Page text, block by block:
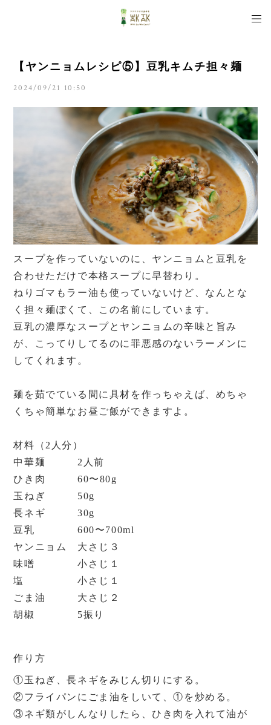
【ヤンニョムレシピ⑤】豆乳キムチ担々麺
2024/09/21 10:50
スープを作っていないのに、ヤンニョムと豆乳を
合わせただけで本格スープに早替わり。
ねりゴマもラー油も使っていないけど、なんとな
く担々麺ぽくて、この名前にしています。
豆乳の濃厚なスープとヤンニョムの辛味と旨み
が、こってりしてるのに罪悪感のないラーメンに
してくれます。
麺を茹でている間に具材を作っちゃえば、めちゃ
くちゃ簡単なお昼ご飯ができますよ。
材料（2人分）
中華麺 2人前
ひき肉 60〜80g
玉ねぎ 50g
長ネギ 30g
豆乳 600〜700ml
ヤンニョム 大さじ３
味噌 小さじ１
塩 小さじ１
ごま油 大さじ２
胡椒 5振り
作り方
①玉ねぎ、長ネギをみじん切りにする。
②フライパンにごま油をしいて、①を炒める。
③ネギ類がしんなりしたら、ひき肉を入れて油が